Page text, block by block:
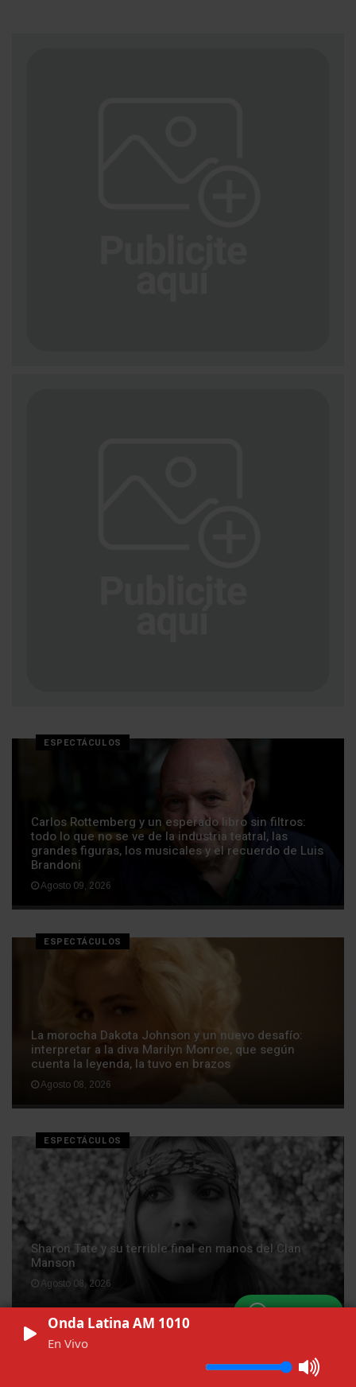
Onda Latina AM 1010
En Vivo
WhatsApp
ESPECTÁCULOS
Carlos Rottemberg y un esperado libro sin filtros:
todo lo que no se ve de la industria teatral, las
grandes figuras, los musicales y el recuerdo de Luis
Brandoni
Agosto 09, 2026
ESPECTÁCULOS
La morocha Dakota Johnson y un nuevo desafío:
interpretar a la diva Marilyn Monroe, que según
cuenta la leyenda, la tuvo en brazos
Agosto 08, 2026
ESPECTÁCULOS
Sharon Tate y su terrible final en manos del Clan
Manson
Agosto 08, 2026
ESPECTÁCULOS